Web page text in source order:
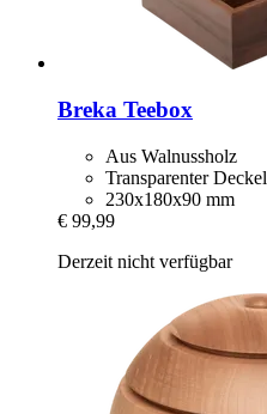
Breka Teebox
Aus Walnussholz
Transparenter Deckel
230x180x90 mm
€ 99,99
Derzeit nicht verfügbar